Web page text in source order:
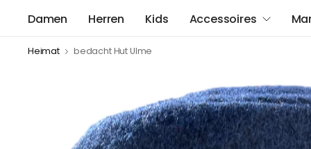
irgendetwas
Damen Herren Kids Accessoires
Heimat
bedacht Hut Ulme